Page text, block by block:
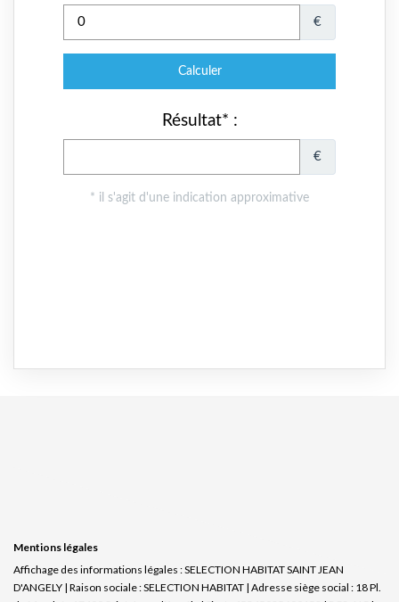
Mentions légales
Affichage des informations légales : SELECTION HABITAT SAINT JEAN
D'ANGELY | Raison sociale : SELECTION HABITAT | Adresse siège social : 18 Pl.